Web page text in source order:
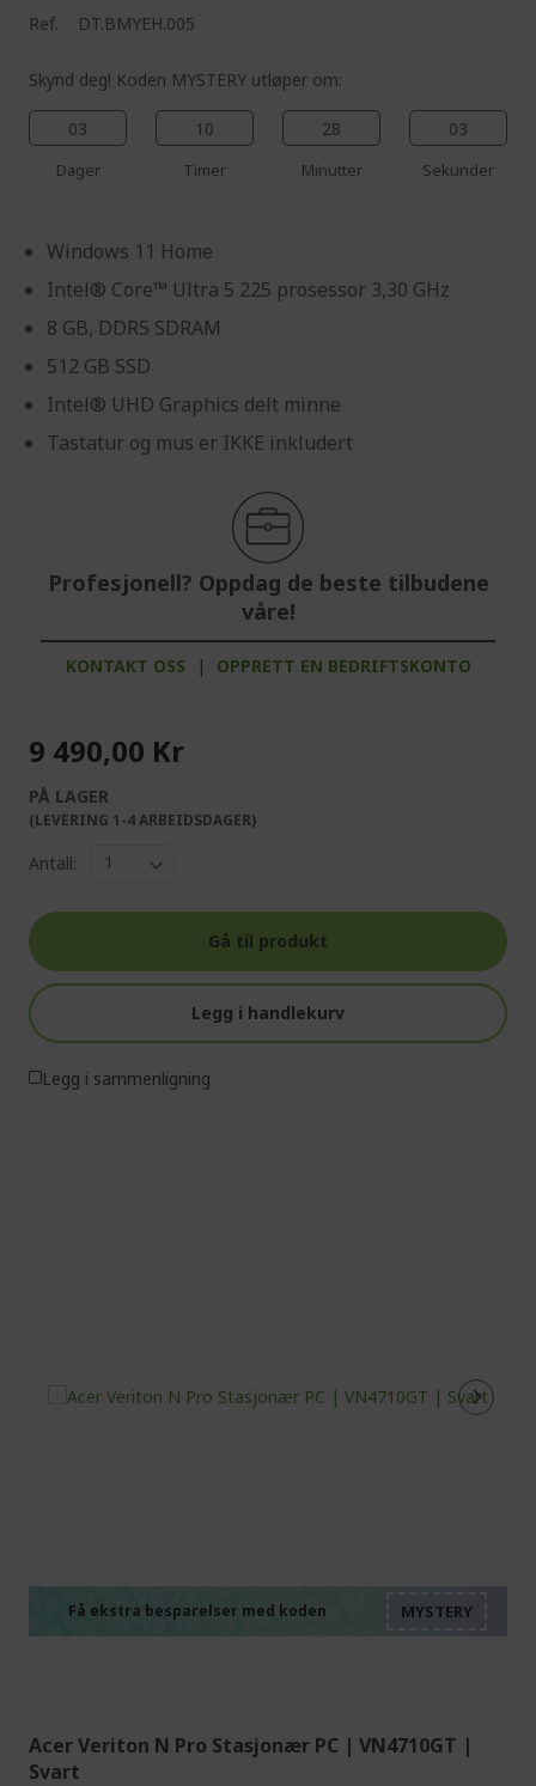
Ref. DT.BMYEH.005
Skynd deg! Koden MYSTERY utløper om:
03
Dager
10
Timer
28
Minutter
02
Sekunder
Windows 11 Home
Intel® Core™ Ultra 5 225 prosessor 3,30 GHz
8 GB, DDR5 SDRAM
512 GB SSD
Intel® UHD Graphics delt minne
Tastatur og mus er IKKE inkludert
Profesjonell? Oppdag de beste tilbudene
våre!
KONTAKT OSS | OPPRETT EN BEDRIFTSKONTO
9 490,00 Kr
PÅ LAGER
(LEVERING 1-4 ARBEIDSDAGER)
Antall:
Gå til produkt
Legg i handlekurv
Legg i sammenligning
Få ekstra besparelser med koden
Acer Veriton N Pro Stasjonær PC | VN4710GT |
Svart